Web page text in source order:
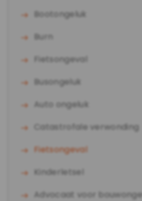
Bootongeluk
Burn
Fietsongeval
Busongeluk
Auto ongeluk
Catastrofale verwonding
Fietsongeval
Kinderletsel
Advocaat voor